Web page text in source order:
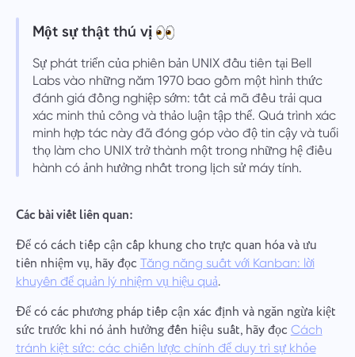
Một sự thật thú vị
Sự phát triển của phiên bản UNIX đầu tiên tại Bell
Labs vào những năm 1970 bao gồm một hình thức
đánh giá đồng nghiệp sớm: tất cả mã đều trải qua
xác minh thủ công và thảo luận tập thể. Quá trình xác
minh hợp tác này đã đóng góp vào độ tin cậy và tuổi
thọ làm cho UNIX trở thành một trong những hệ điều
hành có ảnh hưởng nhất trong lịch sử máy tính.
Các bài viết liên quan:
Để có cách tiếp cận cấp khung cho trực quan hóa và ưu
tiên nhiệm vụ, hãy đọcTăng năng suất với Kanban: lời
khuyên để quản lý nhiệm vụ hiệu quả.
Để có các phương pháp tiếp cận xác định và ngăn ngừa kiệt
sức trước khi nó ảnh hưởng đến hiệu suất, hãy đọcCách
tránh kiệt sức: các chiến lược chính để duy trì sự khỏe